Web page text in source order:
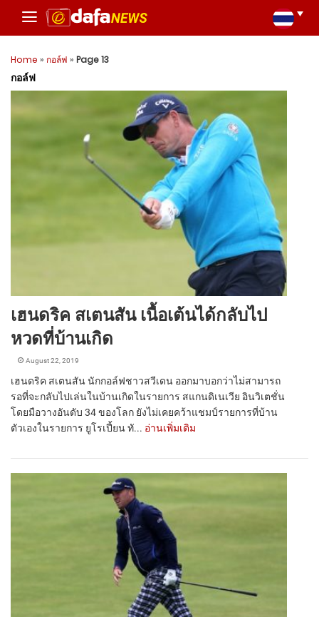
Home » กอล์ฟ » Page 13
กอล์ฟ
เฮนดริค สเตนสัน เนื้อเต้นได้กลับไป
หวดที่บ้านเกิด
August 22, 2019
เฮนดริค สเตนสัน นักกอล์ฟชาวสวีเดน ออกมาบอกว่าไม่สามารถ
รอที่จะกลับไปเล่นในบ้านเกิดในรายการ สแกนดิเนเวีย อินวิเตชั่น
โดยมือวางอันดับ 34 ของโลก ยังไม่เคยคว้าแชมป์รายการที่บ้าน
ตัวเองในรายการ ยูโรเปี้ยน ทั... อ่านเพิ่มเติม